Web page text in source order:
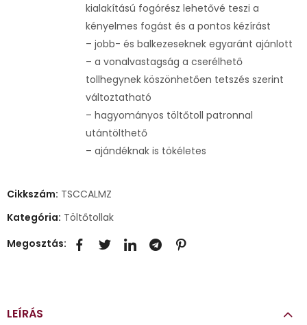
kialakítású fogórész lehetővé teszi a
kényelmes fogást és a pontos kézírást
– jobb- és balkezeseknek egyaránt ajánlott
– a vonalvastagság a cserélhető
tollhegynek köszönhetően tetszés szerint
változtatható
– hagyományos töltőtoll patronnal
utántölthető
– ajándéknak is tökéletes
Cikkszám: TSCCALMZ
Kategória: Töltőtollak
Megosztás:
LEÍRÁS